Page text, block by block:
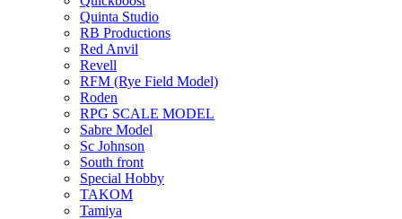
Quinta Studio
RB Productions
Red Anvil
Revell
RFM (Rye Field Model)
Roden
RPG SCALE MODEL
Sabre Model
Sc Johnson
South front
Special Hobby
TAKOM
Tamiya